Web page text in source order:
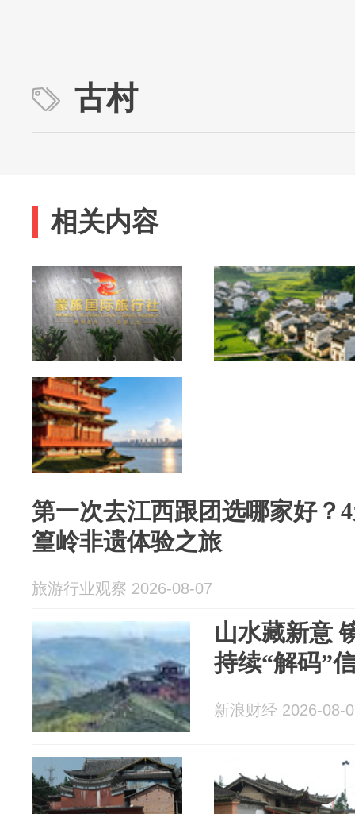
古村
相关内容
第一次去江西跟团选哪家好？
篁岭非遗体验之旅
旅游行业观察 2026-08-07
山水藏新意
持续“解码”
新浪财经 2026-08-